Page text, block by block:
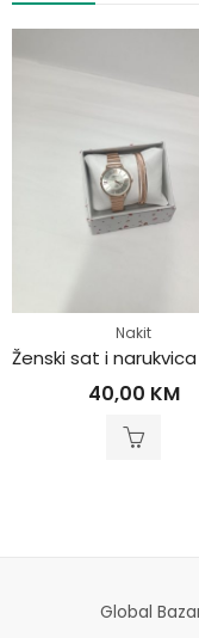
Nakit
40,00 KM
Global